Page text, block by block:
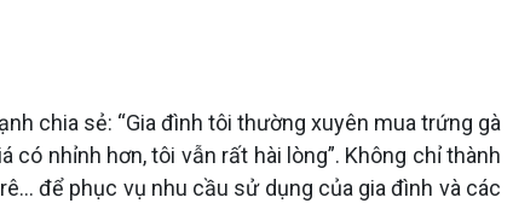
chia sẻ: “Gia đình tôi thường xuyên mua trứng gà
nhỉnh hơn, tôi vẫn rất hài lòng”. Không chỉ thành
để phục vụ nhu cầu sử dụng của gia đình và các